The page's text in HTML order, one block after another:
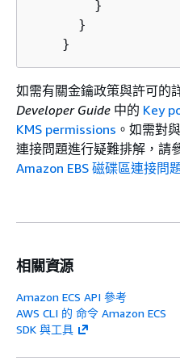
        }
      }
    }
如需有關金鑰政策與許可的
Developer Guide 中的 Key
KMS permissions 。如需對
連接問題進行疑難排解，請
Amazon EBS 磁碟區連接問
相關資源
Amazon ECS API 參考
AWS CLI 的 命令 Amazon ECS
SDK 與工具